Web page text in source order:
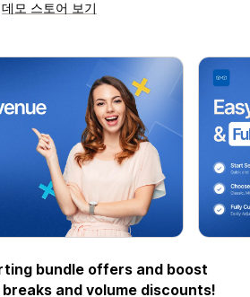
데모 스토어 보기
bundle offers and boost
and volume discounts!